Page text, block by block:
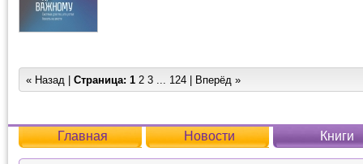
« Назад | Страница: 1 2 3 ... 124 Вперёд »
Главная Новости Книги